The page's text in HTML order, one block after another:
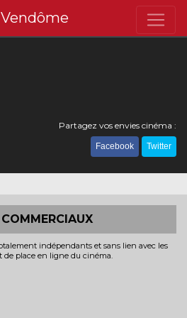
Partagez vos envies cinéma :
Facebook Twitter
indépendants et sans lien avec les
de place en ligne du cinéma.